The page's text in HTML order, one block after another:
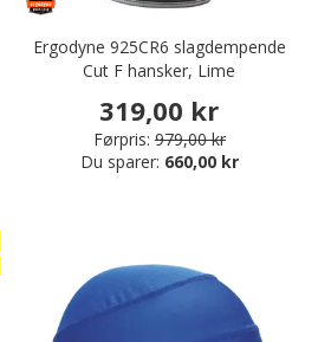
Ergodyne 925CR6 slagdempende
Cut F hansker, Lime
319,00 kr
Førpris: 979,00 kr
Du sparer: 660,00 kr